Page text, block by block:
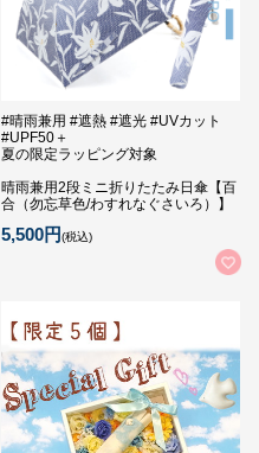
#晴雨兼用 #遮熱 #遮光 #UVカット
#UPF50＋
夏の限定ラッピング対象
晴雨兼用2段ミニ折りたたみ日傘【百
合（勿忘草色/わすれなぐさいろ）】
5,500円(税込)